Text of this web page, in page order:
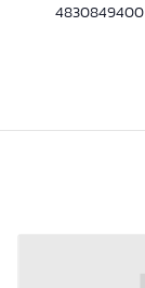
4830849400